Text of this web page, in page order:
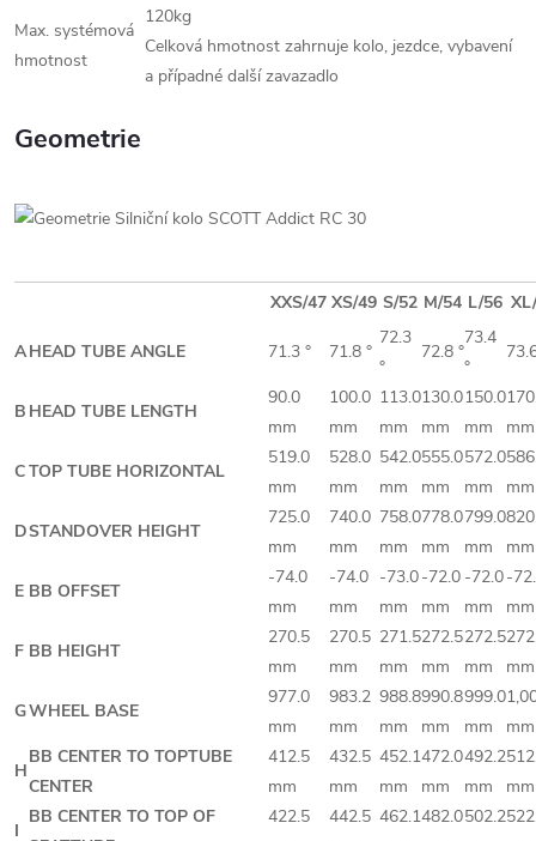
Max. systémová
hmotnost
120kg
Celková hmotnost zahrnuje kolo, jezdce, vybavení
a případné další zavazadlo
Geometrie
XXS/47 XS/49 S/52 M/54 L/56
AHEAD TUBE ANGLE 71.3 ° 71.8 °
72.3
°
72.8 °
73.4
°
B HEAD TUBE LENGTH
90.0
mm
100.0
mm
113.0
mm
130.0
mm
150.0
mm
mm
CTOP TUBE HORIZONTAL
519.0
mm
528.0
mm
542.0
mm
555.0
mm
572.0
mm
mm
DSTANDOVER HEIGHT
725.0
mm
740.0
mm
758.0
mm
778.0
mm
799.0
mm
mm
E BB OFFSET
-74.0
mm
-74.0
mm
-73.0
mm
-72.0
mm
-72.0
mm
-
mm
F BB HEIGHT
270.5
mm
270.5
mm
271.5
mm
272.5
mm
272.5
mm
mm
GWHEEL BASE
977.0
mm
983.2
mm
988.8
mm
990.8
mm
999.0
mm
mm
H
BB CENTER TO TOPTUBE
CENTER
412.5
mm
432.5
mm
452.1
mm
472.0
mm
492.2
mm
mm
I
BB CENTER TO TOP OF
422.5
442.5 462.1482.0502.2